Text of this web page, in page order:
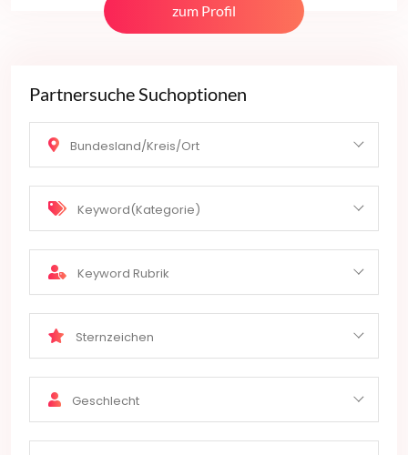
zum Profil
Partnersuche Suchoptionen
Bundesland/Kreis/Ort
Keyword(Kategorie)
Keyword Rubrik
Sternzeichen
Geschlecht